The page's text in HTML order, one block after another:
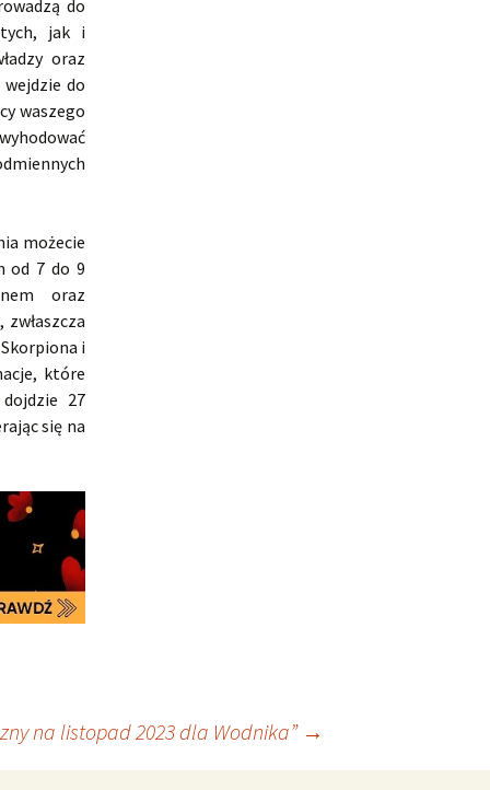
do
jak i
oraz
do
waszego
możecie
od 7 do 9
oraz
i
które
27
się na
na listopad 2023 dla Wodnika” →